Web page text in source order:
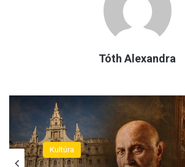
Tóth Alexandra
Kultúra